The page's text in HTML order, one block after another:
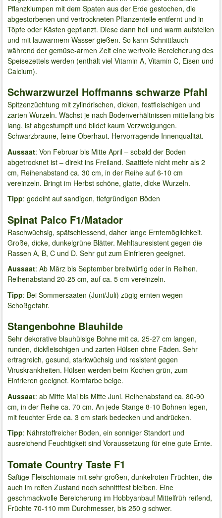
Pflanzklumpen mit dem Spaten aus der Erde gestochen, die
abgestorbenen und vertrockneten Pflanzenteile entfernt und in
Töpfe oder Kästen gepflanzt. Diese dann hell und warm aufstellen
und mit lauwarmem Wasser gießen. So kann Schnittlauch
während der gemüse-armen Zeit eine wertvolle Bereicherung des
Speisezettels werden (enthält viel Vitamin A, Vitamin C, Eisen und
Calcium).
Schwarzwurzel Hoffmanns schwarze Pfahl
Spitzenzüchtung mit zylindrischen, dicken, festfleischigen und
zarten Wurzeln. Wächst je nach Bodenverhältnissen mittellang bis
lang, ist abgestumpft und bildet kaum Verzweigungen.
Schwarzbraune, feine Oberhaut. Hervorragende Innenqualität.
Aussaat: Von Februar bis Mitte April – sobald der Boden
abgetrocknet ist – direkt ins Freiland. Saattiefe nicht mehr als 2
cm, Reihenabstand ca. 30 cm, in der Reihe auf 6-10 cm
vereinzeln. Bringt im Herbst schöne, glatte, dicke Wurzeln.
Tipp: gedeiht auf sandigen, tiefgründigen Böden
Spinat Palco F1/Matador
Raschwüchsig, spätschiessend, daher lange Erntemöglichkeit.
Große, dicke, dunkelgrüne Blätter. Mehltauresistent gegen die
Rassen A, B, C und D. Sehr gut zum Einfrieren geeignet.
Aussaat: Ab März bis September breitwürfig oder in Reihen.
Reihenabstand 20-25 cm, auf ca. 5 cm vereinzeln.
Tipp: Bei Sommersaaten (Juni/Juli) zügig ernten wegen
Schoßgefahr.
Stangenbohne Blauhilde
Sehr dekorative blauhülsige Bohne mit ca. 25-27 cm langen,
runden, dickfleischigen und zarten Hülsen ohne Fäden. Sehr
ertragreich, gesund, starkwüchsig und resistent gegen
Viruskrankheiten. Hülsen werden beim Kochen grün, zum
Einfrieren geeignet. Kornfarbe beige.
Aussaat: ab Mitte Mai bis Mitte Juni. Reihenabstand ca. 80-90
cm, in der Reihe ca. 70 cm. An jede Stange 8-10 Bohnen legen,
mit feuchter Erde ca. 3 cm stark bedecken und andrücken.
Tipp: Nährstoffreicher Boden, ein sonniger Standort und
ausreichend Feuchtigkeit sind Voraussetzung für eine gute Ernte.
Tomate Country Taste F1
Saftige Fleischtomate mit sehr großen, dunkelroten Früchten, die
auch im reifen Zustand noch schnittfest bleiben. Eine
geschmackvolle Bereicherung im Hobbyanbau! Mittelfrüh reifend,
Früchte 70-110 mm Durchmesser, bis 250 g schwer.